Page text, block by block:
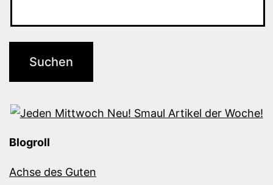
Blogroll
Achse des Guten